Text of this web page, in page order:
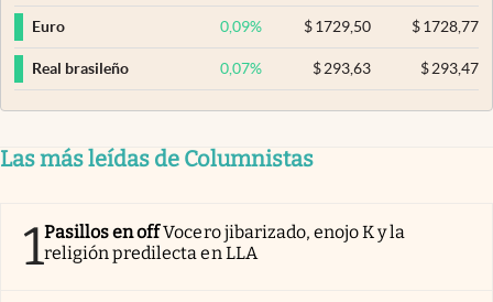
Euro 0,09% $ 1729,50 $1728,77
Real brasileño 0,07% $ 293,63 $293,47
Las más leídas de Columnistas
1Pasillos en offVocero jibarizado, enojo K y la
religión predilecta en LLA